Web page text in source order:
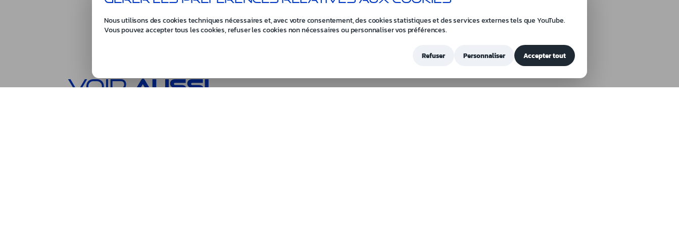
Voiraussi
Nous utilisons des cookies techniques nécessaires et, avec votre consentement, des cookies statistiques et des services externes tels que YouTube.
Vous pouvez accepter tous les cookies, refuser les cookies non nécessaires ou personnaliser vos préférences.
Refuser Personnaliser Accepter tout